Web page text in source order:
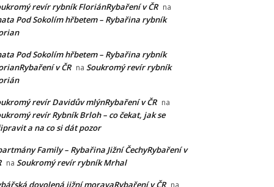
revír rybník FloriánRybaření v ČR na
Pod Sokolím hřbetem – Rybařina rybník
Pod Sokolím hřbetem – Rybařina rybník
v ČR na Soukromý revír rybník
revír Davidův mlýnRybaření v ČR na
revír Rybník Brloh – co čekat, jak se
a na co si dát pozor
Family – Rybařina Jižní ČechyRybaření v
na Soukromý revír rybník Mrhal
dovolená jižní moravaRybaření v ČR na